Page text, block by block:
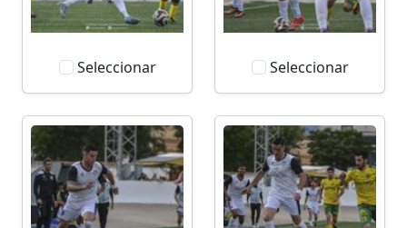
Seleccionar Seleccionar